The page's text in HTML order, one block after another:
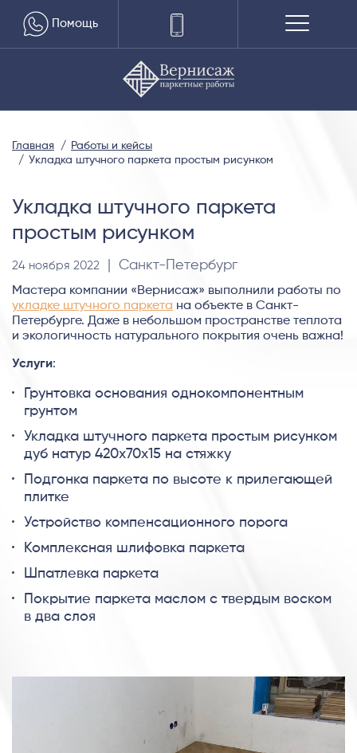
Помощь
Главная
Работы и кейсы
Укладка штучного паркета простым рисунком
Укладка штучного паркета
простым рисунком
24 ноября 2022 | Санкт-Петербург
Мастера компании «Вернисаж» выполнили работы по
укладке штучного паркета на объекте в Санкт-
Петербурге. Даже в небольшом пространстве теплота
и экологичность натурального покрытия очень важна!
Услуги:
Грунтовка основания однокомпонентным
грунтом
Укладка штучного паркета простым рисунком
дуб натур 420х70х15 на стяжку
Подгонка паркета по высоте к прилегающей
плитке
Устройство компенсационного порога
Комплексная шлифовка паркета
Шпатлевка паркета
Покрытие паркета маслом с твердым воском
в два слоя